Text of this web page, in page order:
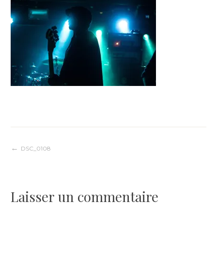
Navigation
l’article
DSC_0108
Laisser un commentaire